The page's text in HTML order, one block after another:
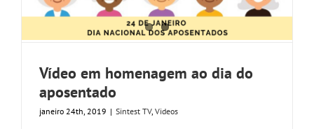
Vídeo em homenagem ao dia do
aposentado
janeiro 24th, 2019 | Sintest TV, Videos